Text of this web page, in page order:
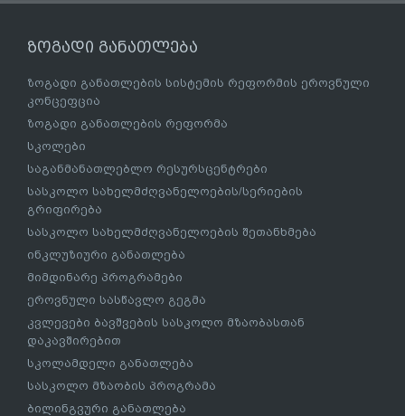
ზოგადი განათლება
ზოგადი განათლების სისტემის რეფორმის ეროვნული
კონცეფცია
ზოგადი განათლების რეფორმა
სკოლები
საგანმანათლებლო რესურსცენტრები
სასკოლო სახელმძღვანელოების/სერიების
გრიფირება
სასკოლო სახელმძღვანელოების შეთანხმება
ინკლუზიური განათლება
მიმდინარე პროგრამები
ეროვნული სასწავლო გეგმა
კვლევები ბავშვების სასკოლო მზაობასთან
დაკავშირებით
სკოლამდელი განათლება
სასკოლო მზაობის პროგრამა
ბილინგვური განათლება